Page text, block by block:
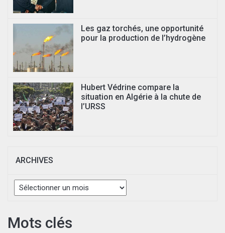
Les gaz torchés, une opportunité
pour la production de l’hydrogène
Hubert Védrine compare la
situation en Algérie à la chute de
l’URSS
ARCHIVES
Archives
Mots clés